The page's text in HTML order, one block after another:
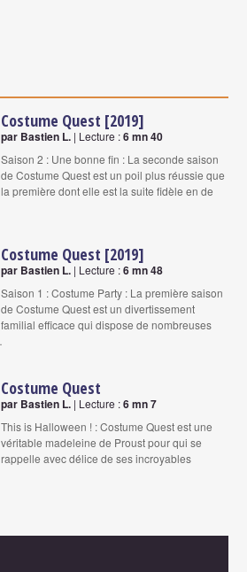
Costume Quest [2019]
par Bastien L. | Lecture :6 mn 40
Saison 2 : Une bonne fin : La seconde saison
de Costume Quest est un poil plus réussie que
la première dont elle est la suite fidèle en de
Costume Quest [2019]
par Bastien L. | Lecture :6 mn 48
Saison 1 : Costume Party : La première saison
de Costume Quest est un divertissement
familial efficace qui dispose de nombreuses
Costume Quest
par Bastien L. | Lecture :6 mn 7
This is Halloween ! : Costume Quest est une
véritable madeleine de Proust pour qui se
rappelle avec délice de ses incroyables